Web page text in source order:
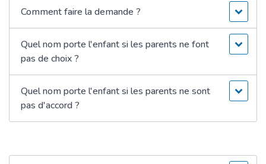
Comment faire la demande ?
Quel nom porte l'enfant si les parents ne font
pas de choix ?
Quel nom porte l'enfant si les parents ne sont
pas d'accord ?